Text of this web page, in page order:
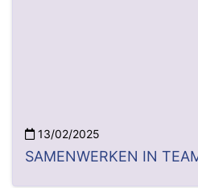
13/02/2025
SAMENWERKEN IN